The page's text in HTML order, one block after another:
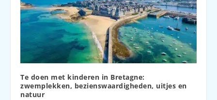
Te doen met kinderen in Bretagne:
zwemplekken, bezienswaardigheden, uitjes en
natuur